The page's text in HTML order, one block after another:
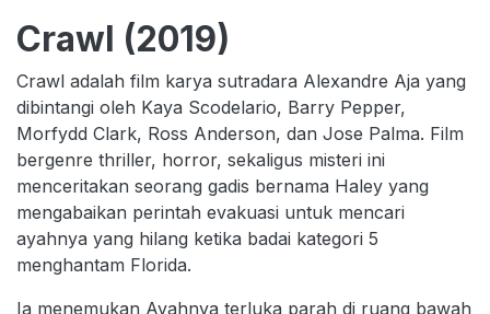
Crawl (2019)
Crawl adalah film karya sutradara Alexandre Aja yang
dibintangi oleh Kaya Scodelario, Barry Pepper,
Morfydd Clark, Ross Anderson, dan Jose Palma. Film
bergenre thriller, horror, sekaligus misteri ini
menceritakan seorang gadis bernama Haley yang
mengabaikan perintah evakuasi untuk mencari
ayahnya yang hilang ketika badai kategori 5
menghantam Florida.
Ia menemukan Ayahnya terluka parah di ruang bawah